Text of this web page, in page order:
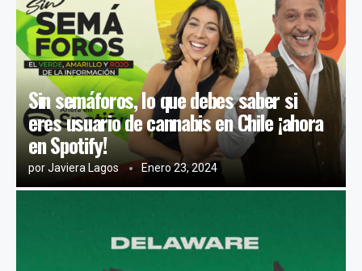
Sin semáforos, lo que debes saber si
eres usuario de cannabis en Chile ¡ahora
en Spotify!
porJaviera Lagos Enero 23, 2024